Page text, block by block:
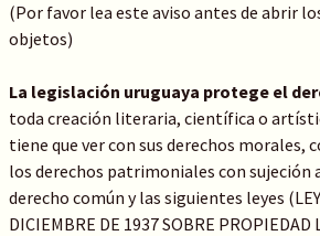
(Por favor lea este aviso antes de abrir
objetos)
La legislación uruguaya protege el
toda creación literaria, científica o
tiene que ver con sus derechos morales,
los derechos patrimoniales con sujeción
derecho común y las siguientes leyes (LEY
DICIEMBRE DE 1937 SOBRE PROPIEDAD